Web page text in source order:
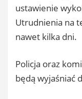
ustawienie
Utrudnienia na
nawet kilka dni.
Policja oraz
będą wyjaśniać